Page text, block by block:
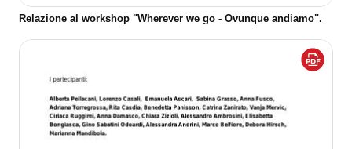
Relazione al workshop "Wherever we go - Ovunque andiamo".